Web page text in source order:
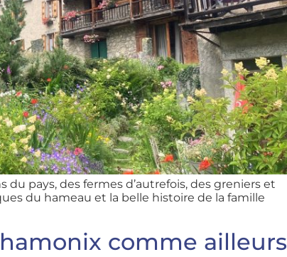
pays, des fermes d’autrefois, des greniers et
du hameau et la belle histoire de la famille
comme ailleurs